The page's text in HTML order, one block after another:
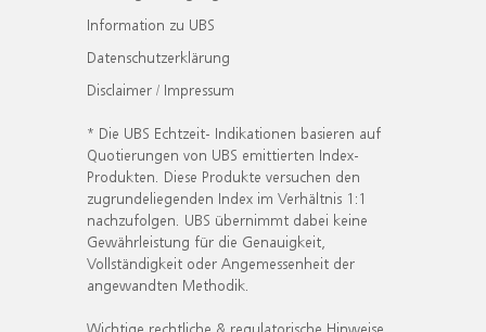
Information zu UBS
Datenschutzerklärung
Disclaimer / Impressum
* Die UBS Echtzeit- Indikationen basieren auf
Quotierungen von UBS emittierten Index-
Produkten. Diese Produkte versuchen den
zugrundeliegenden Index im Verhältnis 1:1
nachzufolgen. UBS übernimmt dabei keine
Gewährleistung für die Genauigkeit,
Vollständigkeit oder Angemessenheit der
angewandten Methodik.